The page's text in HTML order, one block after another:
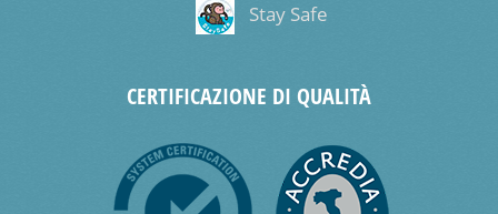
Stay Safe
CERTIFICAZIONE DI QUALITÀ